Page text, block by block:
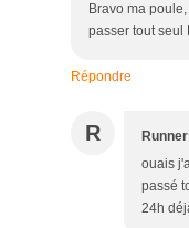
Bravo ma
passer tout seul
Répondre
R
ouais
passé
24h